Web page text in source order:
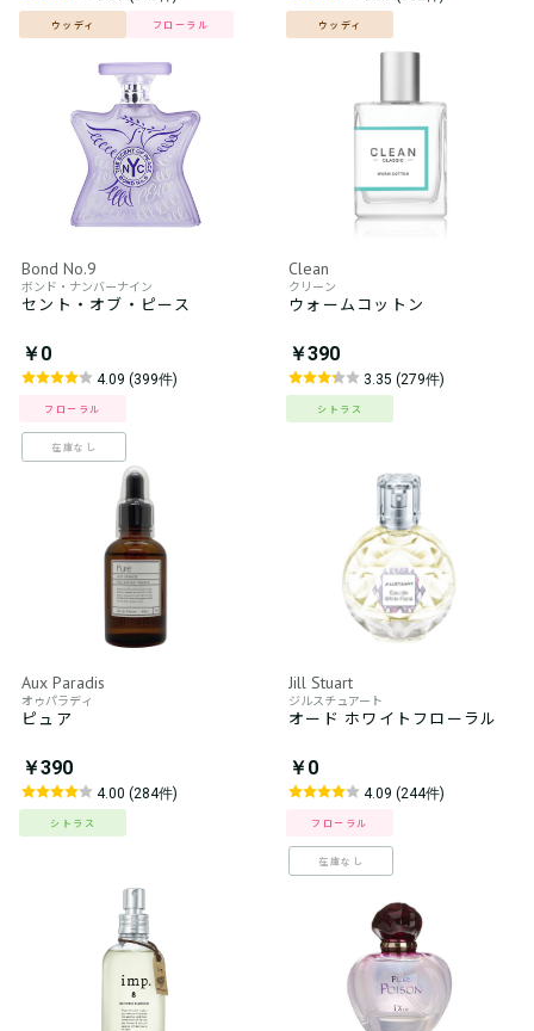
ウッディ フローラル ウッディ
Bond No.9
ボンド・ナンバーナイン
セント・オブ・ピース
￥0
4.09 (399件)
フローラル
在庫なし
Clean
クリーン
ウォームコットン
￥390
3.35 (279件)
シトラス
Aux Paradis
オゥパラディ
ピュア
￥390
4.00 (284件)
シトラス
Jill Stuart
ジルスチュアート
オード ホワイトフローラル
￥0
4.09 (244件)
フローラル
在庫なし